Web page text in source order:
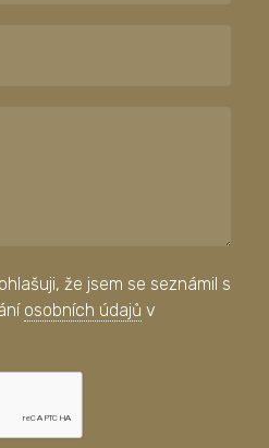
že jsem se seznámil s
osobních údajů v